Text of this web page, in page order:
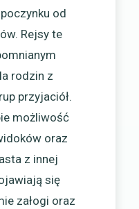
od
Rejsy te
rodzin z
przyjaciół.
możliwość
oraz
z innej
się
załogi oraz